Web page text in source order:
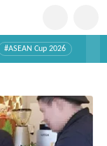
#ASEAN Cup 2026